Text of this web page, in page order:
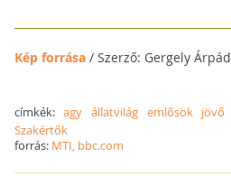
Kép forrása/ Szerző: Gergely Árpád
címkék:agy állatvilág emlősök jövő
Szakértők
forrás: MTI, bbc.com